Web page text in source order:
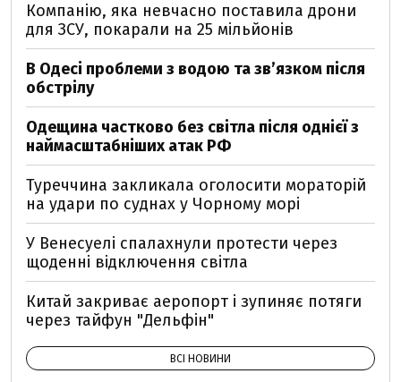
Компанію, яка невчасно поставила дрони
для ЗСУ, покарали на 25 мільйонів
В Одесі проблеми з водою та звʼязком після
обстрілу
Одещина частково без світла після однієї з
наймасштабніших атак РФ
Туреччина закликала оголосити мораторій
на удари по суднах у Чорному морі
У Венесуелі спалахнули протести через
щоденні відключення світла
Китай закриває аеропорт і зупиняє потяги
через тайфун "Дельфін"
ВСІ НОВИНИ